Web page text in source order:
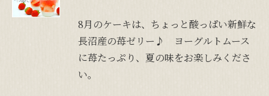
8月のケーキは、ちょっと酸っぱい新鮮な
長沼産の苺ゼリー♪ ヨーグルトムース
に苺たっぷり、夏の味をお楽しみくださ
い。